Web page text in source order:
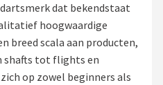
dat bekendstaat
hoogwaardige
breed scala aan producten,
shafts tot flights en
op zowel beginners als